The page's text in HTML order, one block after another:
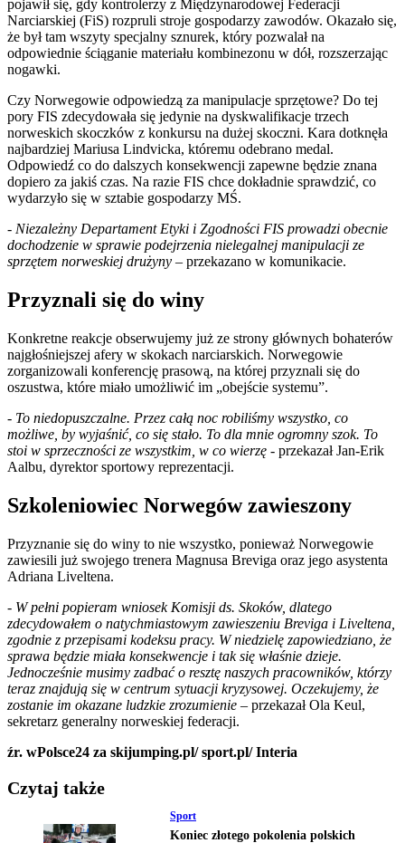
pojawił się, gdy kontrolerzy z Międzynarodowej Federacji
Narciarskiej (FiS) rozpruli stroje gospodarzy zawodów. Okazało się,
że był tam wszyty specjalny sznurek, który pozwalał na
odpowiednie ściąganie materiału kombinezonu w dół, rozszerzając
nogawki.
Czy Norwegowie odpowiedzą za manipulacje sprzętowe? Do tej
pory FIS zdecydowała się jedynie na dyskwalifikacje trzech
norweskich skoczków z konkursu na dużej skoczni. Kara dotknęła
najbardziej Mariusa Lindvicka, któremu odebrano medal.
Odpowiedź co do dalszych konsekwencji zapewne będzie znana
dopiero za jakiś czas. Na razie FIS chce dokładnie sprawdzić, co
wydarzyło się w sztabie gospodarzy MŚ.
- Niezależny Departament Etyki i Zgodności FIS prowadzi obecnie
dochodzenie w sprawie podejrzenia nielegalnej manipulacji ze
sprzętem norweskiej drużyny – przekazano w komunikacie.
Przyznali się do winy
Konkretne reakcje obserwujemy już ze strony głównych bohaterów
najgłośniejszej afery w skokach narciarskich. Norwegowie
zorganizowali konferencję prasową, na której przyznali się do
oszustwa, które miało umożliwić im „obejście systemu”.
- To niedopuszczalne. Przez całą noc robiliśmy wszystko, co
możliwe, by wyjaśnić, co się stało. To dla mnie ogromny szok. To
stoi w sprzeczności ze wszystkim, w co wierzę - przekazał Jan-Erik
Aalbu, dyrektor sportowy reprezentacji.
Szkoleniowiec Norwegów zawieszony
Przyznanie się do winy to nie wszystko, ponieważ Norwegowie
zawiesili już swojego trenera Magnusa Breviga oraz jego asystenta
Adriana Liveltena.
- W pełni popieram wniosek Komisji ds. Skoków, dlatego
zdecydowałem o natychmiastowym zawieszeniu Breviga i Liveltena,
zgodnie z przepisami kodeksu pracy. W niedzielę zapowiedziano, że
sprawa będzie miała konsekwencje i tak się właśnie dzieje.
Jednocześnie musimy zadbać o resztę naszych pracowników, którzy
teraz znajdują się w centrum sytuacji kryzysowej. Oczekujemy, że
zostanie im okazane ludzkie zrozumienie – przekazał Ola Keul,
sekretarz generalny norweskiej federacji.
źr. wPolsce24 za skijumping.pl/ sport.pl/ Interia
Czytaj także
Sport
Koniec złotego pokolenia polskich